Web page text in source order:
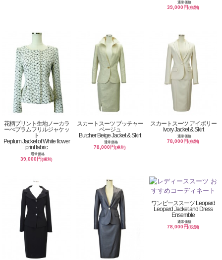
通常価格
39,000円(税別)
花柄プリント生地ノーカラ
ーぺプラムフリルジャケッ
ト
Peplum Jacket of White flower
print fabric
通常価格
39,000円(税別)
スカートスーツ ブッチャー
ベージュ
Butcher Beige Jacket & Skirt
通常価格
78,000円(税別)
スカートスーツ アイボリー
Ivory Jacket & Skirt
通常価格
78,000円(税別)
ワンピーススーツ Leopard
Leopard Jacket and Dress
Ensemble
通常価格
78,000円(税別)